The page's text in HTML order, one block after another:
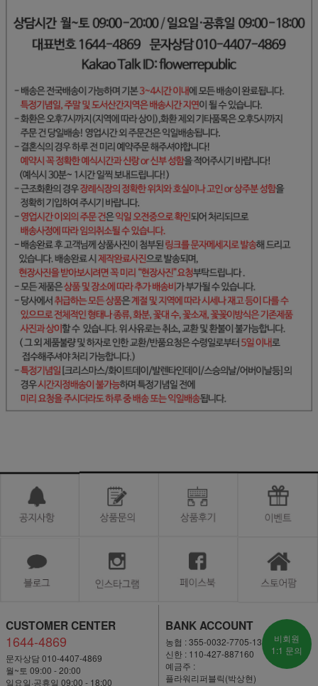
CUSTOMER CENTER
1644-4869
문자상담 010-4407-4869
월~토 09:00 - 20:00
일요일·공휴일 09:00 - 18:00
BANK ACCOUNT
농협 : 355-0032-7705-13
신한 : 110-427-887160
예금주 :
플라워리퍼블릭(박상현)
비회원
1:1 문의